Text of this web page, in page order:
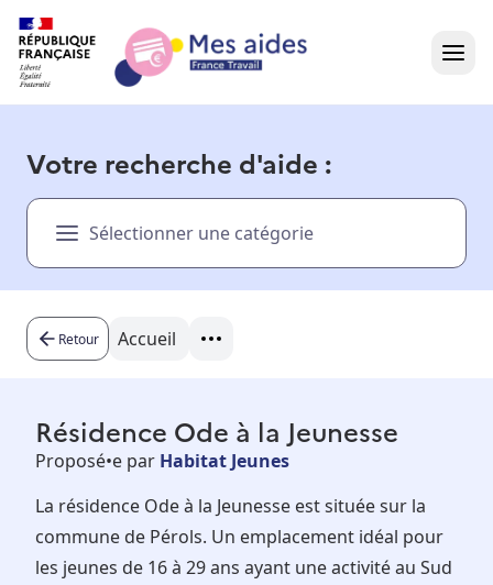
Présentation vidéo
Besoin d'aide ?
Votre recherche d'aide :
Sélectionner une catégorie
Retour Accueil
Résidence Ode à la Jeunesse
Proposé•e par Habitat Jeunes
La résidence Ode à la Jeunesse est située sur la
commune de Pérols. Un emplacement idéal pour
les jeunes de 16 à 29 ans ayant une activité au Sud